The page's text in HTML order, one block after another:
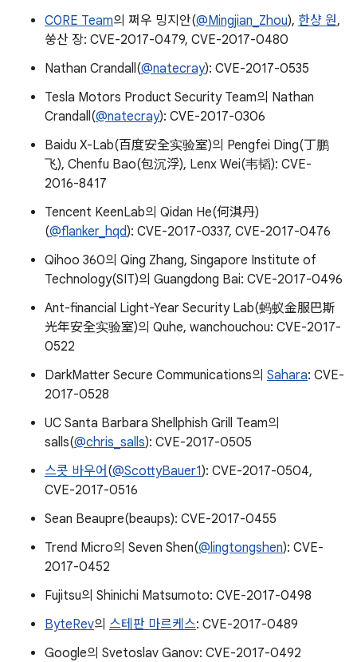
C0RE Team의 쩌우 밍지안(@Mingjian_Zhou), 한샹 원,
쑹산 장: CVE-2017-0479, CVE-2017-0480
Nathan Crandall(@natecray): CVE-2017-0535
Tesla Motors Product Security Team의 Nathan
Crandall(@natecray): CVE-2017-0306
Baidu X-Lab(百度安全实验室)의 Pengfei Ding(丁鹏
飞), Chenfu Bao(包沉浮), Lenx Wei(韦韬): CVE-
2016-8417
Tencent KeenLab의 Qidan He(何淇丹)
(@flanker_hqd): CVE-2017-0337, CVE-2017-0476
Qihoo 360의 Qing Zhang, Singapore Institute of
Technology(SIT)의 Guangdong Bai: CVE-2017-0496
Ant-financial Light-Year Security Lab(蚂蚁金服巴斯
光年安全实验室)의 Quhe, wanchouchou: CVE-2017-
0522
DarkMatter Secure Communications의 Sahara: CVE-
2017-0528
UC Santa Barbara Shellphish Grill Team의
salls(@chris_salls): CVE-2017-0505
스콧 바우어 (@ScottyBauer1): CVE-2017-0504,
CVE-2017-0516
Sean Beaupre(beaups): CVE-2017-0455
Trend Micro의 Seven Shen(@lingtongshen): CVE-
2017-0452
Fujitsu의 Shinichi Matsumoto: CVE-2017-0498
ByteRev의 스테판 마르케스: CVE-2017-0489
Google의 Svetoslav Ganov: CVE-2017-0492